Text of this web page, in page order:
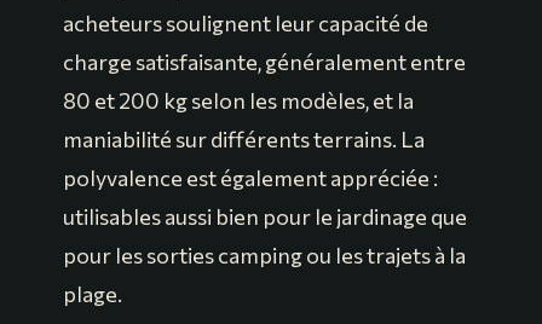
acheteurs soulignent leur capacité de
charge satisfaisante, généralement entre
80 et 200 kg selon les modèles, et la
maniabilité sur différents terrains. La
polyvalence est également appréciée :
utilisables aussi bien pour le jardinage que
pour les sorties camping ou les trajets à la
plage.